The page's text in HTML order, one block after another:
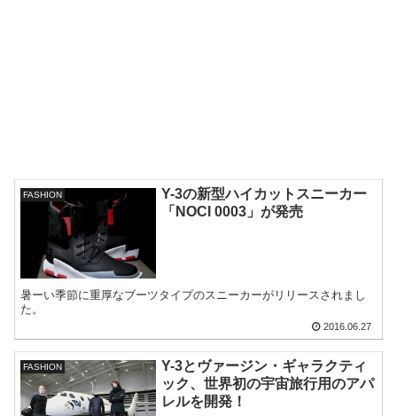
FASHION
Y-3の新型ハイカットスニーカー
「NOCI 0003」が発売
暑ーい季節に重厚なブーツタイプのスニーカーがリリースされまし
た。
2016.06.27
FASHION
Y-3とヴァージン・ギャラクティ
ック、世界初の宇宙旅行用のアパ
レルを開発！